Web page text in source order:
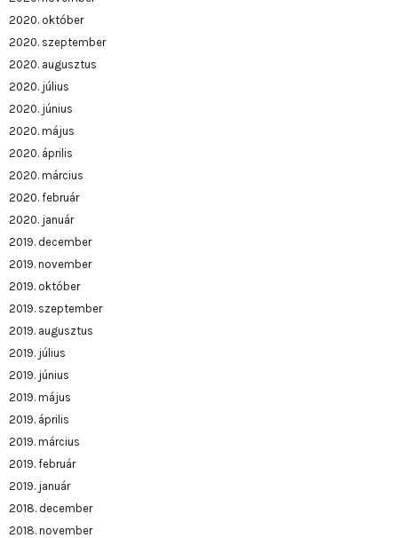
2020. október
2020. szeptember
2020. augusztus
2020. július
2020. június
2020. május
2020. április
2020. március
2020. február
2020. január
2019. december
2019. november
2019. október
2019. szeptember
2019. augusztus
2019. július
2019. június
2019. május
2019. április
2019. március
2019. február
2019. január
2018. december
2018. november